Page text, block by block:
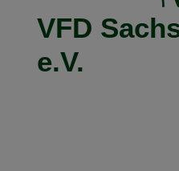
VFD
e.V.